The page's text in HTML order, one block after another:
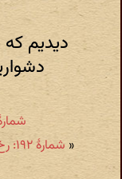
دیدیم
شمارهٔ ۱۹۴: بشتاب دلا برگ
« شمارهٔ ۱۹۲: رخ، تازه به اشک ارغوانی دارم